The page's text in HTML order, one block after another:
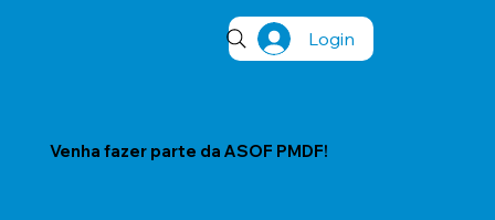
Login
Venha fazer parte da ASOF PMDF!